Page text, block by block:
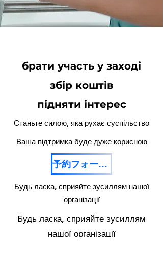
брати участь у заході
збір коштів
підняти інтерес
Станьте силою, яка рухає суспільство
Ваша підтримка буде дуже корисною
予約フォームを開く
Будь ласка, сприяйте зусиллям нашої
організації
Будь ласка, сприяйте зусиллям
нашої організації